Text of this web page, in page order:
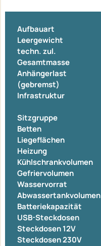
Aufbauart
Leergewicht
techn. zul.
Gesamtmasse
Anhängerlast
(gebremst)
Infrastruktur
Sitzgruppe
Betten
Liegeflächen
Heizung
Kühlschrankvolumen
Gefriervolumen
Wasservorrat
Abwassertankvolumen
Batteriekapazität
USB-Steckdosen
Steckdosen 12V
Steckdosen 230V